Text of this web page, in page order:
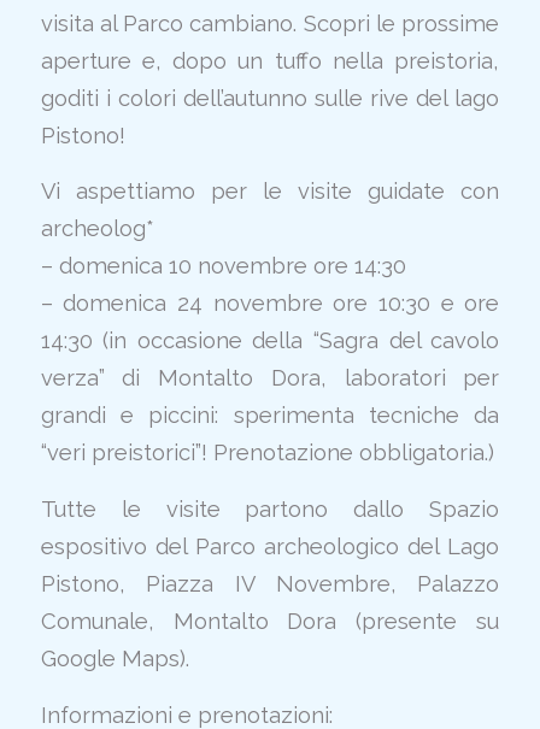
visita al Parco cambiano. Scopri le prossime
aperture e, dopo un tuffo nella preistoria,
goditi i colori dell’autunno sulle rive del lago
Pistono!
Vi aspettiamo per le visite guidate con
archeolog*
– domenica 10 novembre ore 14:30
– domenica 24 novembre ore 10:30 e ore
14:30 (in occasione della “Sagra del cavolo
verza” di Montalto Dora, laboratori per
grandi e piccini: sperimenta tecniche da
“veri preistorici”! Prenotazione obbligatoria.)
Tutte le visite partono dallo Spazio
espositivo del Parco archeologico del Lago
Pistono, Piazza IV Novembre, Palazzo
Comunale, Montalto Dora (presente su
Google Maps).
Informazioni e prenotazioni: